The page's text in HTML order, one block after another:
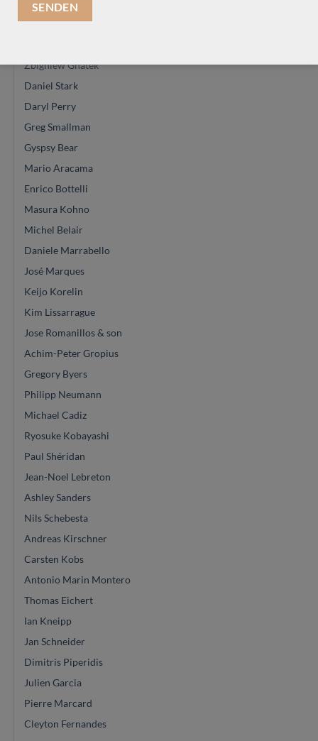
Glenn Canin
Paulino Bernabé
Zbigniew Gnatek
Daniel Stark
Daryl Perry
Greg Smallman
Gyspsy Bear
Mario Aracama
Enrico Bottelli
Masura Kohno
Michel Belair
Daniele Marrabello
José Marques
Keijo Korelin
Kim Lissarrague
Jose Romanillos & son
Achim-Peter Gropius
Gregory Byers
Philipp Neumann
Michael Cadiz
Ryosuke Kobayashi
Paul Shéridan
Jean-Noel Lebreton
Ashley Sanders
Nils Schebesta
Andreas Kirschner
Carsten Kobs
Antonio Marin Montero
Thomas Eichert
Ian Kneipp
Jan Schneider
Dimitris Piperidis
Julien Garcia
Pierre Marcard
Cleyton Fernandes